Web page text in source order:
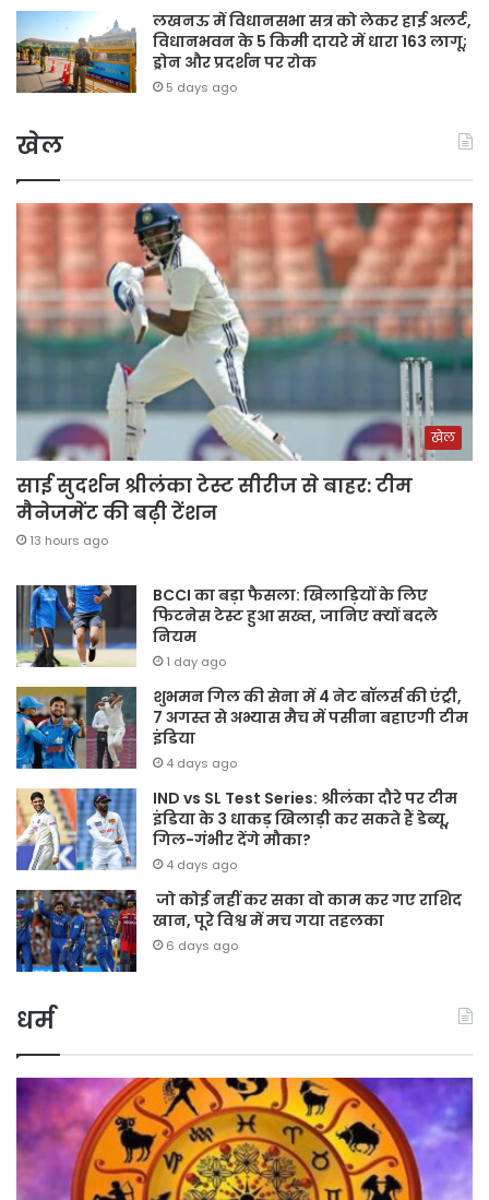
लखनऊ में विधानसभा सत्र को लेकर हाई अलर्ट,
विधानभवन के 5 किमी दायरे में धारा 163 लागू;
ड्रोन और प्रदर्शन पर रोक
5 days ago
खेल
खेल
साई सुदर्शन श्रीलंका टेस्ट सीरीज से बाहर: टीम
मैनेजमेंट की बढ़ी टेंशन
13 hours ago
BCCI का बड़ा फैसला: खिलाड़ियों के लिए
फिटनेस टेस्ट हुआ सख्त, जानिए क्यों बदले
नियम
1 day ago
शुभमन गिल की सेना में 4 नेट बॉलर्स की एंट्री,
7 अगस्त से अभ्यास मैच में पसीना बहाएगी टीम
इंडिया
4 days ago
IND vs SL Test Series: श्रीलंका दौरे पर टीम
इंडिया के 3 धाकड़ खिलाड़ी कर सकते हैं डेब्यू,
गिल-गंभीर देंगे मौका?
4 days ago
जो कोई नहीं कर सका वो काम कर गए राशिद
खान, पूरे विश्व में मच गया तहलका
6 days ago
धर्म